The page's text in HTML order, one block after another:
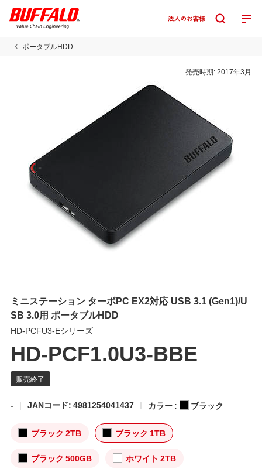
ポータブルHDD
発売時期:2017年3月
ミニステーション ターボPC EX2対応 USB 3.1 (Gen1)/U
SB 3.0用 ポータブルHDD
HD-PCFU3-Eシリーズ
HD-PCF1.0U3-BBE
- JANコード: 4981254041437 カラー : ブラック
ブラック 2TB ブラック 1TB
ブラック 500GB ホワイト 2TB